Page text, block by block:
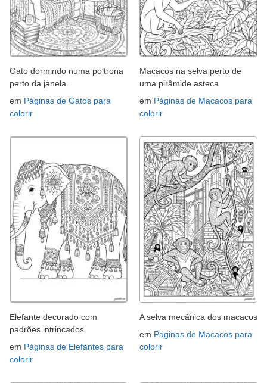
Gato dormindo numa poltrona
perto da janela.
em Páginas de Gatos para
colorir
Macacos na selva perto de
uma pirâmide asteca
em Páginas de Macacos para
colorir
Elefante decorado com
padrões intrincados
em Páginas de Elefantes para
colorir
A selva mecânica dos macacos
em Páginas de Macacos para
colorir